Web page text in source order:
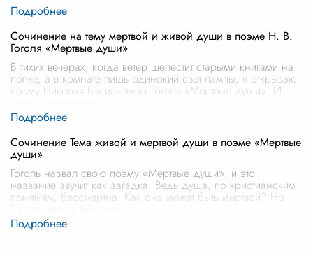
Сочинение на тему мертвой и живой души в поэме Н. В.
Гоголя «Мертвые души»
В тихих вечерах, когда ветер шелестит старыми книгами на
полке, а в комнате лишь одинокий свет лампы, я открываю
поэму Николая Васильевича Гоголя «Мертвые души». И
Сочинение Тема живой и мертвой души в поэме «Мертвые
души»
Гоголь назвал свою поэму «Мертвые души», и это
название звучит как загадка. Ведь душа, по христианским
понятиям, бессмертна. Как она может быть мертвой? Но